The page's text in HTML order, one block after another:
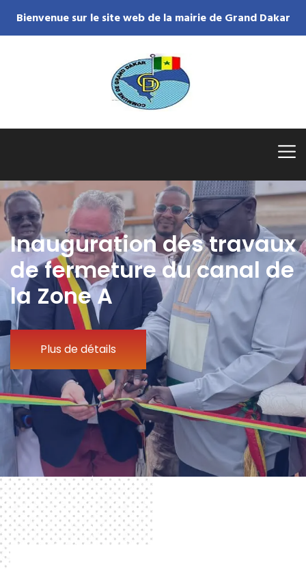
Bienvenue sur le site web de la mairie de Grand Dakar
Inauguration des travaux
de fermeture du canal de
la Zone A
Plus de détails